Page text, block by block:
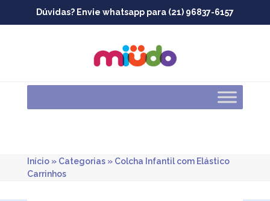
Dúvidas? Envie whatsapp para (21) 96837-6157
Início» Categorias» Colcha Infantil com Elástico
Carrinhos